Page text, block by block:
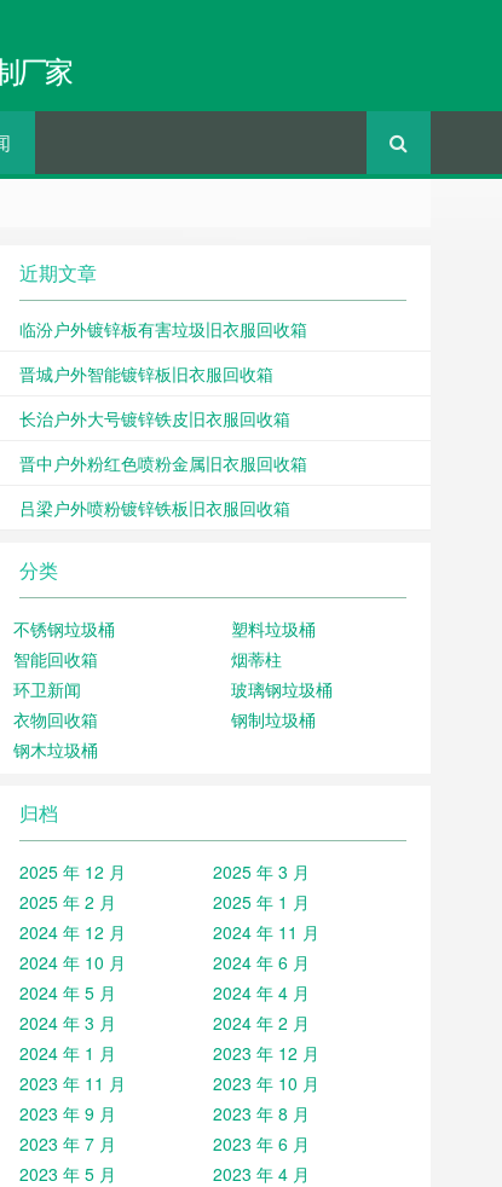
厂家
近期文章
临汾户外镀锌板有害垃圾旧衣服回收箱
晋城户外智能镀锌板旧衣服回收箱
长治户外大号镀锌铁皮旧衣服回收箱
晋中户外粉红色喷粉金属旧衣服回收箱
吕梁户外喷粉镀锌铁板旧衣服回收箱
分类
不锈钢垃圾桶
塑料垃圾桶
智能回收箱
烟蒂柱
环卫新闻
玻璃钢垃圾桶
衣物回收箱
钢制垃圾桶
钢木垃圾桶
归档
2025 年 12 月
2025 年 3 月
2025 年 2 月
2025 年 1 月
2024 年 12 月
2024 年 11 月
2024 年 10 月
2024 年 6 月
2024 年 5 月
2024 年 4 月
2024 年 3 月
2024 年 2 月
2024 年 1 月
2023 年 12 月
2023 年 11 月
2023 年 10 月
2023 年 9 月
2023 年 8 月
2023 年 7 月
2023 年 6 月
2023 年 5 月
2023 年 4 月